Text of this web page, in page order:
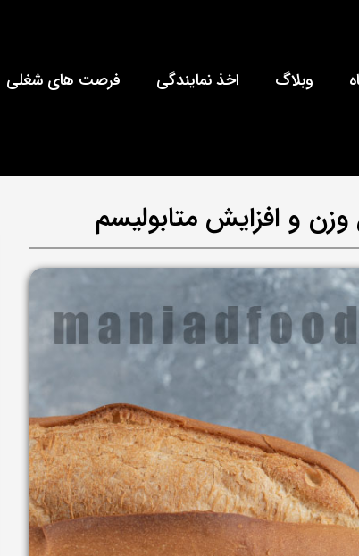
وبلاگ اخذ نمایندگی فرصت های شغلی
و افزایش متابولیسم